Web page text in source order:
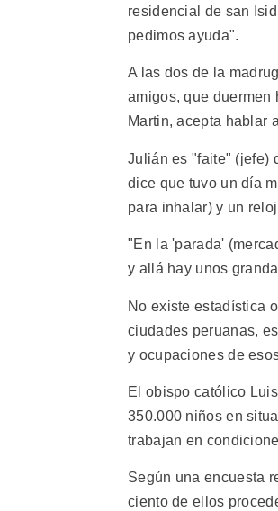
residencial de san
pedimos ayuda".
A las dos de la
amigos, que
Martin, acepta hablar
Julián es "faite" (jefe)
dice que tuvo un día
para inhalar) y un
"En la 'parada'
y allá hay unos
No existe estadística
ciudades peruanas,
y ocupaciones de
El obispo católico
350.000 niños en
trabajan en
Según una encuesta
ciento de ellos